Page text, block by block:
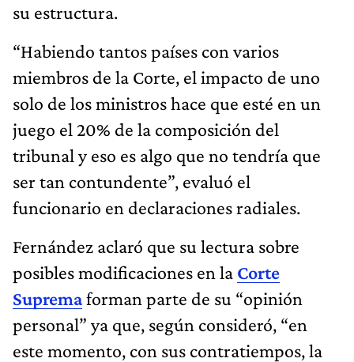
su estructura.
“Habiendo tantos países con varios
miembros de la Corte, el impacto de uno
solo de los ministros hace que esté en un
juego el 20% de la composición del
tribunal y eso es algo que no tendría que
ser tan contundente”, evaluó el
funcionario en declaraciones radiales.
Fernández aclaró que su lectura sobre
posibles modificaciones en la Corte
Supremaforman parte de su “opinión
personal” ya que, según consideró, “en
este momento, con sus contratiempos, la